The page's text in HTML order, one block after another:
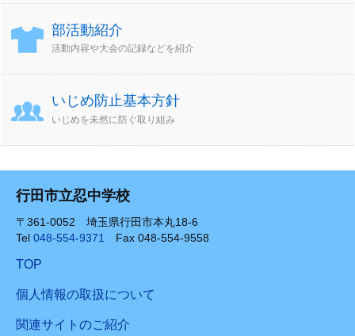
部活動紹介
活動内容や大会の記録などを紹介
いじめ防止基本方針
いじめを未然に防ぐ取り組み
行田市立忍中学校
〒361-0052 埼玉県行田市本丸18-6
Tel 048-554-9371 Fax 048-554-9558
TOP
個人情報の取扱について
関連サイトのご紹介